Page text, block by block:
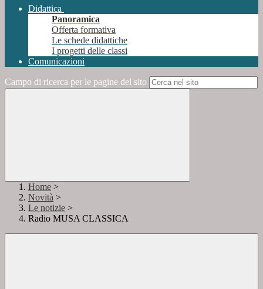
Didattica
Panoramica
Offerta formativa
Le schede didattiche
I progetti delle classi
Comunicazioni
Campo di ricerca per le pagine del sito
Home >
Novità >
Le notizie >
Radio MUSA CLASSICA